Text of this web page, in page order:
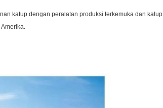
katup dengan peralatan produksi terkemuka dan katup